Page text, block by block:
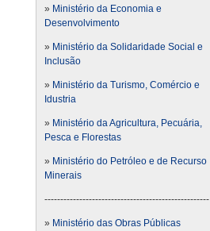
» Ministério da Economia e
Desenvolvimento
» Ministério da Solidaridade Social e
Inclusão
» Ministério da Turismo, Comércio e
Idustria
» Ministério da Agricultura, Pecuária,
Pesca e Florestas
» Ministério do Petróleo e de Recurso
Minerais
----------------------------------------------------
» Ministério das Obras Públicas